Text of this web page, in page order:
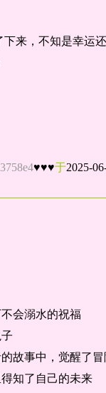
来，不知是幸运
♥♥♥于2025-
会溺水的祝福
故事中，觉醒了
知了自己的未来